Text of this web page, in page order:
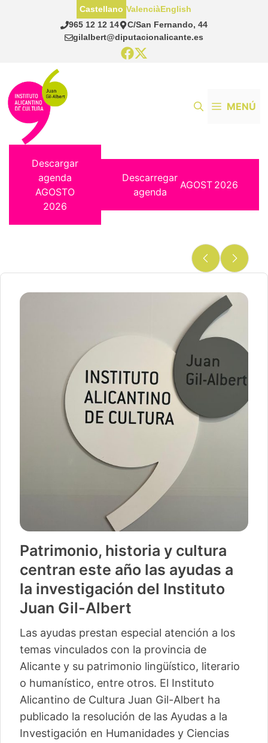
965 12 12 14
C/San Fernando, 44
gilalbert@diputacionalicante.es
Castellano ValenciàEnglish
MENÚ
Descargar
agenda
AGOSTO
2026
Descarregar
agenda
AGOST 2026
Patrimonio, historia y cultura
centran este año las ayudas a
la investigación del Instituto
Juan Gil-Albert
Las ayudas prestan especial atención a los
temas vinculados con la provincia de
Alicante y su patrimonio lingüístico, literario
o humanístico, entre otros. El Instituto
Alicantino de Cultura Juan Gil-Albert ha
publicado la resolución de las Ayudas a la
Investigación en Humanidades y Ciencias